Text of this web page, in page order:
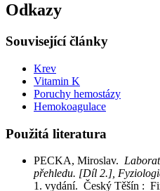
Odkazy
Související články
Krev
Vitamin K
Poruchy hemostázy
Hemokoagulace
Použitá literatura
PECKA, Miroslav.
přehledu. [Díl 2.],
1. vydání. Český Těšín :